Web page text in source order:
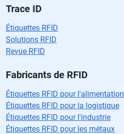
o.
Trace ID
Étiquettes RFID
Solutions RFID
Revue RFID
Fabricants de RFID
Étiquettes RFID pour l'alimentation
Étiquettes RFID pour la logistique
Étiquettes RFID pour l'industrie
Étiquettes RFID pour les métaux